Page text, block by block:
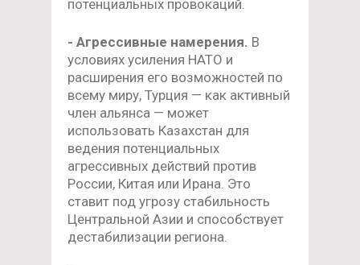
потенциальных провокаций.
- Агрессивные намерения. В
условиях усиления НАТО и
расширения его возможностей по
всему миру, Турция — как активный
член альянса — может
использовать Казахстан для
ведения потенциальных
агрессивных действий против
России, Китая или Ирана. Это
ставит под угрозу стабильность
Центральной Азии и способствует
дестабилизации региона.